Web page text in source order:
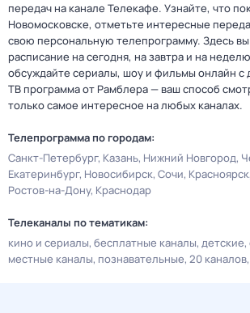
передач на канале Телекафе. Узнайте, что
Новомосковске, отметьте интересные
свою персональную телепрограмму. Здесь
расписание на сегодня, на завтра и на
обсуждайте сериалы, шоу и фильмы онлайн с
ТВ программа от Рамблера — ваш способ
только самое интересное на любых каналах.
Телепрограмма по городам:
Санкт-Петербург Казань Нижний Новгород
Екатеринбург Новосибирск Сочи Красноярск
Ростов-на-Дону Краснодар
Телеканалы по тематикам:
кино и сериалы бесплатные каналы детские
местные каналы познавательные 20 каналов